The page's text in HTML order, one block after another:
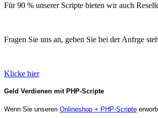
Für 90 % unserer Scripte bieten wir auch
Fragen Sie uns an, geben Sie bei der Anfrge
Klicke hier
Geld Verdienen mit PHP-Scripte
Wenn Sie unseren Onlineshop + PHP-Scripte